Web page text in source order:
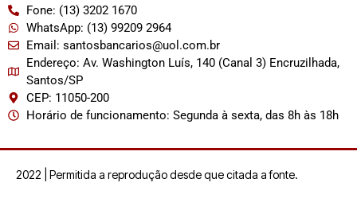
Fone: (13) 3202 1670
WhatsApp: (13) 99209 2964
Email: santosbancarios@uol.com.br
Endereço: Av. Washington Luís, 140 (Canal 3) Encruzilhada,
Santos/SP
CEP: 11050-200
Horário de funcionamento: Segunda à sexta, das 8h às 18h
2022 | Permitida a reprodução desde que citada a fonte.